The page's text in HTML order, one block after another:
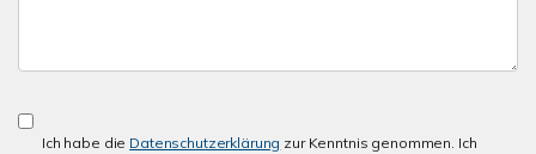
Ich habe die Datenschutzerklärung zur Kenntnis genommen. Ich